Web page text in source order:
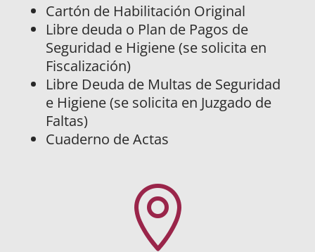
Cartón de Habilitación Original
Libre deuda o Plan de Pagos de
Seguridad e Higiene (se solicita en
Fiscalización)
Libre Deuda de Multas de Seguridad
e Higiene (se solicita en Juzgado de
Faltas)
Cuaderno de Actas
